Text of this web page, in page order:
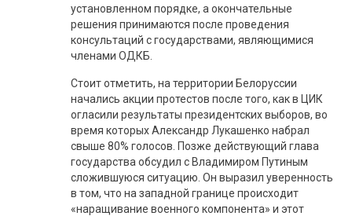
установленном порядке, а окончательные
решения принимаются после проведения
консультаций с государствами, являющимися
членами ОДКБ.
Стоит отметить, на территории Белоруссии
начались акции протестов после того, как в ЦИК
огласили результаты президентских выборов, во
время которых Александр Лукашенко набрал
свыше 80% голосов. Позже действующий глава
государства обсудил с Владимиром Путиным
сложившуюся ситуацию. Он выразил уверенность
в том, что на западной границе происходит
«наращивание военного компонента» и этот